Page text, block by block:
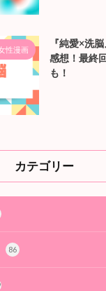
性漫画
『純愛×洗
感想！最終
も！
カテゴリー
86